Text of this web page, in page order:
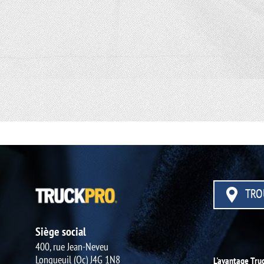
Siège social
400, rue Jean-Neveu
Longueuil (Qc) J4G 1N8
L'avantage